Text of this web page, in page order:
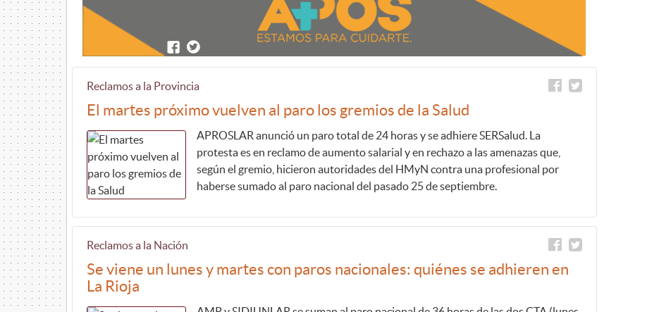
Reclamos a la Provincia
El martes próximo vuelven al paro los gremios de la Salud
APROSLAR anunció un paro total de 24 horas y se adhiere SERSalud. La
protesta es en reclamo de aumento salarial y en rechazo a las amenazas que,
según el gremio, hicieron autoridades del HMyN contra una profesional por
haberse sumado al paro nacional del pasado 25 de septiembre.
Reclamos a la Nación
Se viene un lunes y martes con paros nacionales: quiénes se adhieren en
La Rioja